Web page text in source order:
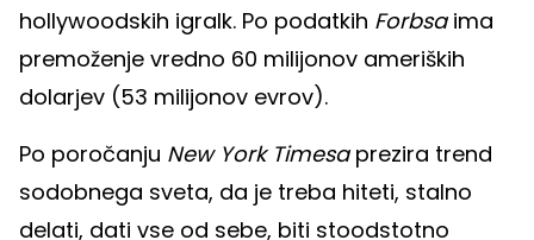
hollywoodskih igralk. Po podatkih Forbsaima
premoženje vredno 60 milijonov ameriških
dolarjev (53 milijonov evrov).
Po poročanju New York Timesaprezira trend
sodobnega sveta, da je treba hiteti, stalno
delati, dati vse od sebe, biti stoodstotno